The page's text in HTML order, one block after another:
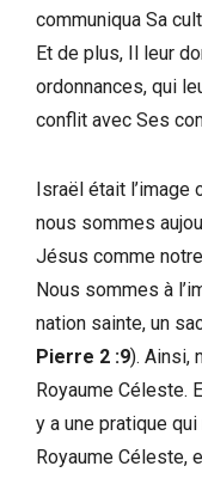
communiqua Sa
Et de plus, Il leur
ordonnances, qui
conflit avec Ses
Israël était l’image
nous sommes
Jésus comme
Nous sommes à
nation sainte, un
Pierre 2 :9). Ainsi,
Royaume Céleste.
y a une pratique
Royaume Céleste,